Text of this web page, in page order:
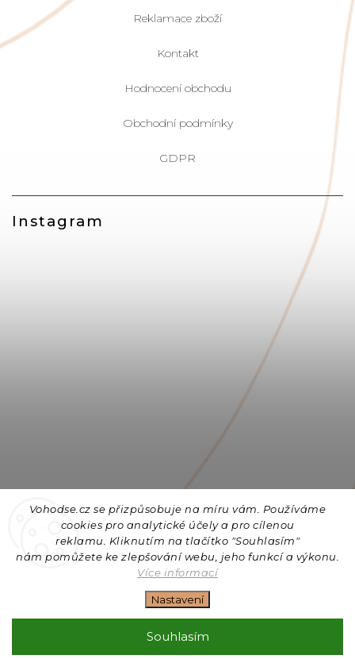
Vohodse.cz se přizpůsobuje na míru vám. Používáme
cookies pro analytické účely a pro cílenou
reklamu. Kliknutím na tlačítko "Souhlasím"
nám pomůžete ke zlepšování webu, jeho funkcí a výkonu.
Více informací
Nastavení
Souhlasím
Instagram
Sledovat na Instagramu
Reklamace zboží
Kontakt
Hodnocení obchodu
Obchodní podmínky
GDPR
Copyright 2026Vohodse.cz. Všechna práva vyhrazena.
Upravit nastavení cookies